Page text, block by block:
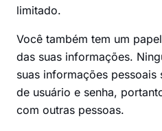
limitado.
Você também tem um
das suas informações.
suas informações pessoais
de usuário e senha,
com outras pessoas.